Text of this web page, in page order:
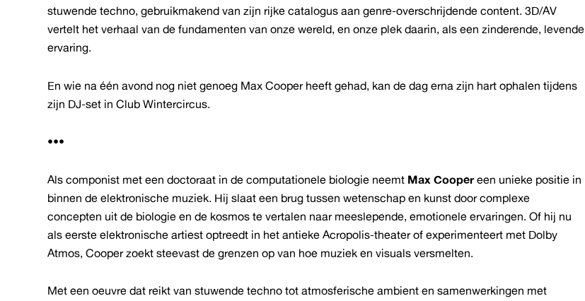
stuwende techno, gebruikmakend van zijn rijke catalogus aan genre-overschrijdende content. 3D/AV
vertelt het verhaal van de fundamenten van onze wereld, en onze plek daarin, als een zinderende, levende
ervaring.
En wie na één avond nog niet genoeg Max Cooper heeft gehad, kan de dag erna zijn hart ophalen tijdens
zijn DJ-set in Club Wintercircus.
•••
Als componist met een doctoraat in de computationele biologie neemt Max Coopereen unieke positie in
binnen de elektronische muziek. Hij slaat een brug tussen wetenschap en kunst door complexe
concepten uit de biologie en de kosmos te vertalen naar meeslepende, emotionele ervaringen. Of hij nu
als eerste elektronische artiest optreedt in het antieke Acropolis-theater of experimenteert met Dolby
Atmos, Cooper zoekt steevast de grenzen op van hoe muziek en visuals versmelten.
Met een oeuvre dat reikt van stuwende techno tot atmosferische ambient en samenwerkingen met